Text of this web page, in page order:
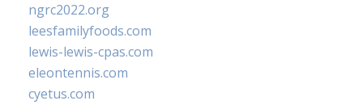
ngrc2022.org
leesfamilyfoods.com
lewis-lewis-cpas.com
eleontennis.com
cyetus.com